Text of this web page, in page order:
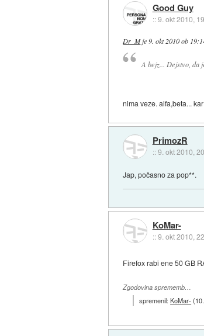
Good Guy
::9. okt 2010,
Dr_Mje9. okt 2010 ob
A bejz... Dejstvo, da
nima veze. alfa,beta...
PrimozR
::9. okt 2010,
Jap, počasno za pop**.
KoMar-
::9. okt 2010,
Firefox rabi ene 50 GB
Zgodovina sprememb…
spremenil:KoMar- (